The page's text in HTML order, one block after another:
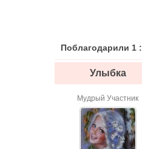
Поблагодарили 1 :
Улыбкa
Мудрый Участник